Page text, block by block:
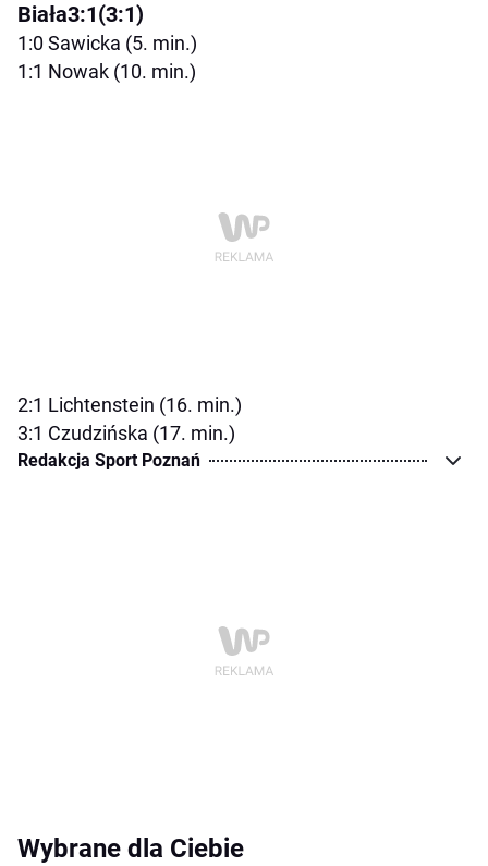
Biała3:1(3:1)
1:0 Sawicka (5. min.)
1:1 Nowak (10. min.)
2:1 Lichtenstein (16. min.)
3:1 Czudzińska (17. min.)
Redakcja Sport Poznań
Wybrane dla Ciebie